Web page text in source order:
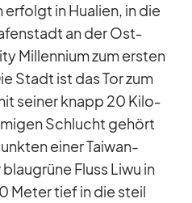
er­folgt in Hua­lien, in die
an der Ost­
Mill­en­nium zum ers­ten
Stadt ist das Tor zum
sei­ner knapp 20 Ki­lo­
Schlucht ge­hört
ei­ner Tai­wan-
Fluss Liwu in
Me­ter tief in die steil